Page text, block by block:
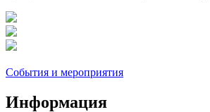
События и мероприятия
Информация